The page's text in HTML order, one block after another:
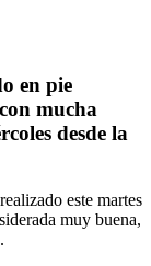
en pie
mucha
desde la
este martes
muy buena,